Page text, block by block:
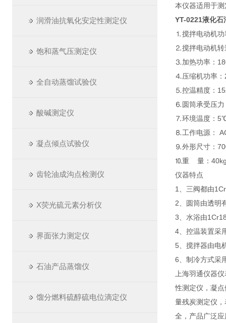
润滑油抗氧化安定性测定仪
饱和蒸气压测定仪
全自动蒸馏试验仪
酸碱测定仪
凝点倾点试验仪
齿轮油成沟点检测仪
X荧光硫元素分析仪
界面张力测定仪
石油产品蒸馏仪
馏分燃料硫醇硫电位滴定仪
本仪器适用于
YT-0221液化石
⒈搅拌电动机功
⒉搅拌电动机
⒊加热功率：
⒋压缩机功率
⒌控温精度：
⒍圆筒承受压力
⒎环境温度：
⒏工作电源：
⒐外形尺寸：
⒑重 量：
仪器特点
1、三阀都由
2、圆筒由透明
3、水浴由
4、控温装置采
5、搅拌器由电
6、制冷方式采
上海羽通仪器
性测定仪，凝
量残炭测定仪
全，产品广泛